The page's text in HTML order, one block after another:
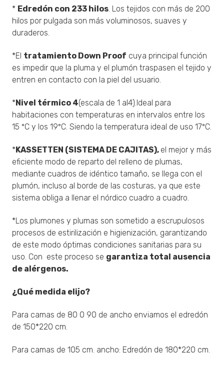
* Edredón con 233 hilos. Los tejidos con más de 200
hilos por pulgada son más voluminosos, suaves y
duraderos.
*El tratamiento Down Proof cuya principal función
es impedir que la pluma y el plumón traspasen el tejido y
entren en contacto con la piel del usuario.
*Nivel térmico 4(escala de 1 al4).Ideal para
habitaciones con temperaturas en intervalos entre los
15 ºC y los 19ºC. Siendo la temperatura ideal de uso 17ºC.
*KASSETTEN (SISTEMA DE CAJITAS), el mejor y más
eficiente modo de reparto del relleno de plumas,
mediante cuadros de idéntico tamaño, se llega con el
plumón, incluso al borde de las costuras, ya que este
sistema obliga a llenar el nórdico cuadro a cuadro.
*Los plumones y plumas son sometido a escrupulosos
procesos de estirilización e higienización, garantizando
de este modo óptimas condiciones sanitarias para su
uso. Con este proceso se garantiza total ausencia
de alérgenos.
¿Qué medida elijo?
Para camas de 80 0 90 de ancho enviamos el edredón
de 150*220 cm.
Para camas de 105 cm. ancho: Edredón de 180*220 cm.